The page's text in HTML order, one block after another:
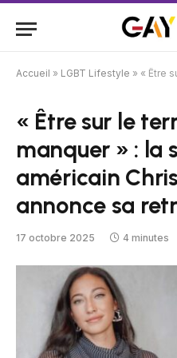
Accueil » LGBT Lifestyle » « Être sur le
« Être sur le
manquer » : la
américain
annonce sa
17 octobre 2025 4 minutes